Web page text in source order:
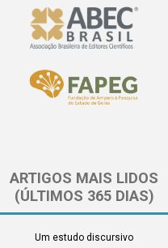
ARTIGOS MAIS LIDOS
(ÚLTIMOS 365 DIAS)
Um estudo discursivo